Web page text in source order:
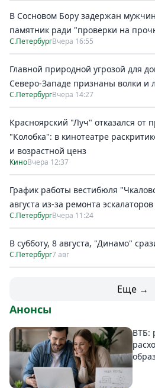
В Сосновом Бору задержан
памятник ради "проверки на
С.ПетербургВчера 16:55
Главной природной угрозой для
Северо-Западе признаны волки и
С.ПетербургВчера 14:27
Красноярский "Луч" отказался от
"Колобка": в кинотеатре
и возрастной ценз
КиноВчера 12:37
График работы вестибюля
августа из-за ремонта эскалаторов
С.ПетербургВчера 11:24
В субботу, 8 августа, "Динамо"
С.Петербург7 авг
Еще →
Анонсы
ВТБ: